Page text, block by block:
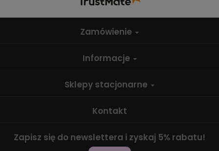
Zamówienie
Informacje
Sklepy stacjonarne
Kontakt
Zapisz się do newslettera i zyskaj 5% rabatu!